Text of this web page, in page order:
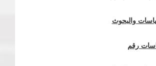
والبحوث
رقم